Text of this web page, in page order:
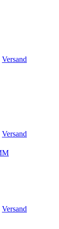
Versand
Versand
Versand